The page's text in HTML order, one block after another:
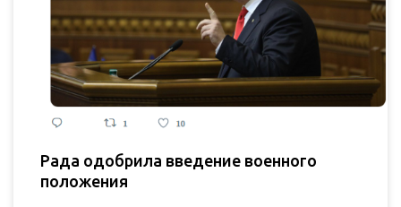
Рада одобрила введение военного
положения